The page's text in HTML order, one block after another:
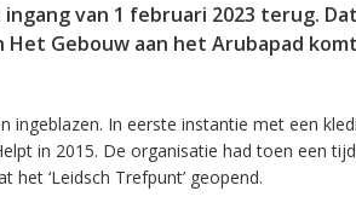
van 1 februari 2023 terug.
Gebouw aan het Arubapad
In eerste instantie met een
in 2015. De organisatie had toen een
‘Leidsch Trefpunt’ geopend.